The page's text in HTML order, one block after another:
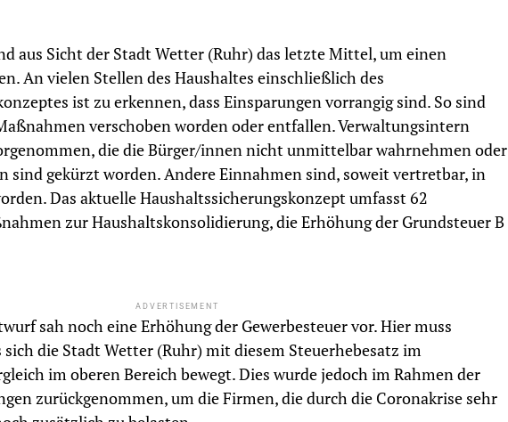
aus Sicht der Stadt Wetter (Ruhr) das letzte Mittel, um einen
An vielen Stellen des Haushaltes einschließlich des
ist zu erkennen, dass Einsparungen vorrangig sind. So sind
verschoben worden oder entfallen. Verwaltungsintern
die die Bürger/innen nicht unmittelbar wahrnehmen oder
sind gekürzt worden. Andere Einnahmen sind, soweit vertretbar, in
Das aktuelle Haushaltssicherungskonzept umfasst 62
zur Haushaltskonsolidierung, die Erhöhung der Grundsteuer B
ADVERTISEMENT
sah noch eine Erhöhung der Gewerbesteuer vor. Hier muss
sich die Stadt Wetter (Ruhr) mit diesem Steuerhebesatz im
im oberen Bereich bewegt. Dies wurde jedoch im Rahmen der
zurückgenommen, um die Firmen, die durch die Coronakrise sehr